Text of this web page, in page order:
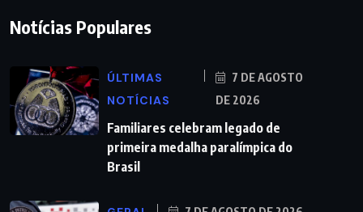
Notícias Populares
ÚLTIMAS
NOTÍCIAS
7 DE AGOSTO
DE 2026
Familiares celebram legado de
primeira medalha paralímpica do
Brasil